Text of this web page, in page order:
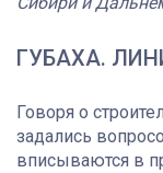
ГУБАХА.
Говоря о
задались
вписываются в